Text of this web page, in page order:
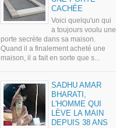
CACHÉE
Voici quelqu'un qui
a toujours voulu une
porte secrète dans sa maison.
Quand il a finalement acheté une
maison, il a fait en sorte que s...
SADHU AMAR
BHARATI,
L'HOMME QUI
LÈVE LA MAIN
DEPUIS 38 ANS